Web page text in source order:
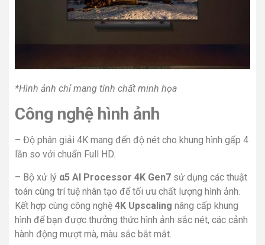
*Hình ảnh chỉ mang tính chất minh họa
Công nghệ hình ảnh
– Độ phân giải 4K mang đến độ nét cho khung hình gấp 4
lần so với chuẩn Full HD.
– Bộ xử lý α5 AI Processor 4K Gen7 sử dụng các thuật
toán cùng trí tuệ nhân tạo để tối ưu chất lượng hình ảnh.
Kết hợp cùng công nghệ 4K Upscaling nâng cấp khung
hình để bạn được thưởng thức hình ảnh sắc nét, các cảnh
hành động mượt mà, màu sắc bắt mắt.